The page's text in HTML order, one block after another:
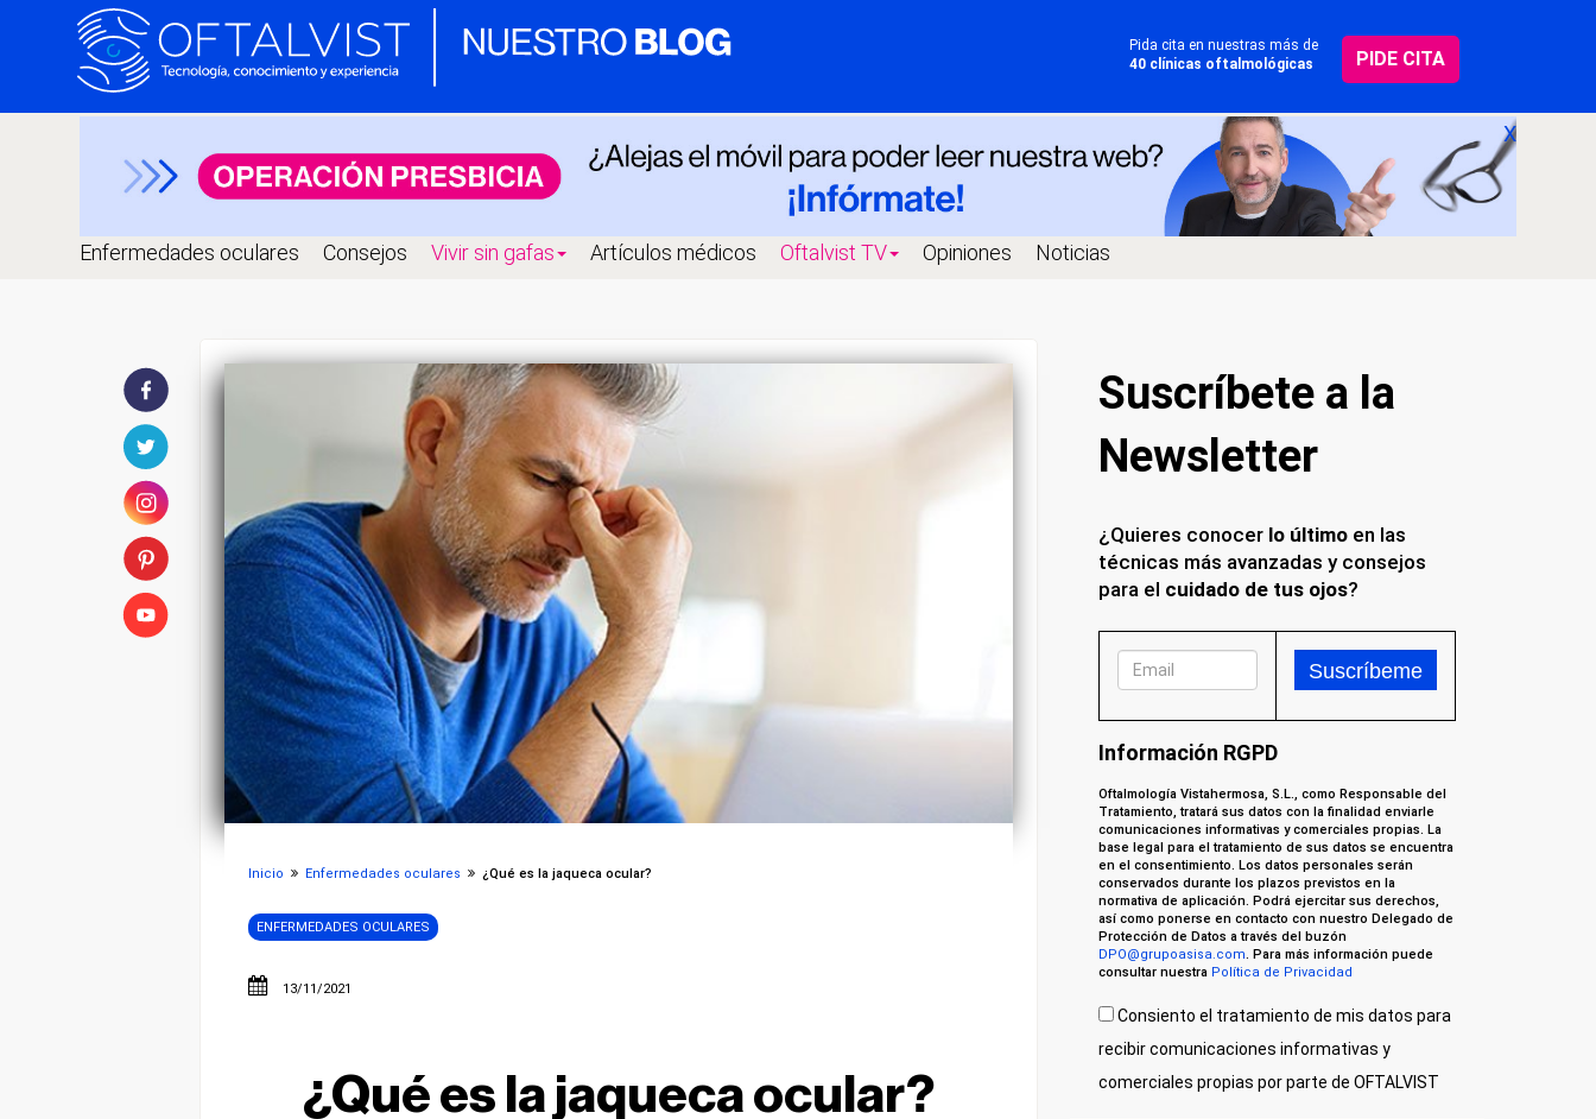
Pida cita en nuestras más de
40 clínicas oftalmológicas
PIDE CITA
X
Enfermedades oculares Consejos Vivir sin gafas Artículos médicos Oftalvist TV Opiniones Noticias
Inicio Enfermedades oculares ¿Qué es la jaqueca ocular?
ENFERMEDADES OCULARES
13/11/2021
¿Qué es la jaqueca ocular?
Suscríbete a la
Newsletter
¿Quieres conocer lo últimoen las
técnicas más avanzadas y consejos
para el cuidado de tus ojos?
Información RGPD
Oftalmología Vistahermosa, S.L., como Responsable del
Tratamiento, tratará sus datos con la finalidad enviarle
comunicaciones informativas y comerciales propias. La
base legal para el tratamiento de sus datos se encuentra
en el consentimiento. Los datos personales serán
conservados durante los plazos previstos en la
normativa de aplicación. Podrá ejercitar sus derechos,
así como ponerse en contacto con nuestro Delegado de
Protección de Datos a través del buzón
DPO@grupoasisa.com. Para más información puede
consultar nuestra Política de Privacidad
Consiento el tratamiento de mis datos para
recibir comunicaciones informativas y
comerciales propias por parte de OFTALVIST